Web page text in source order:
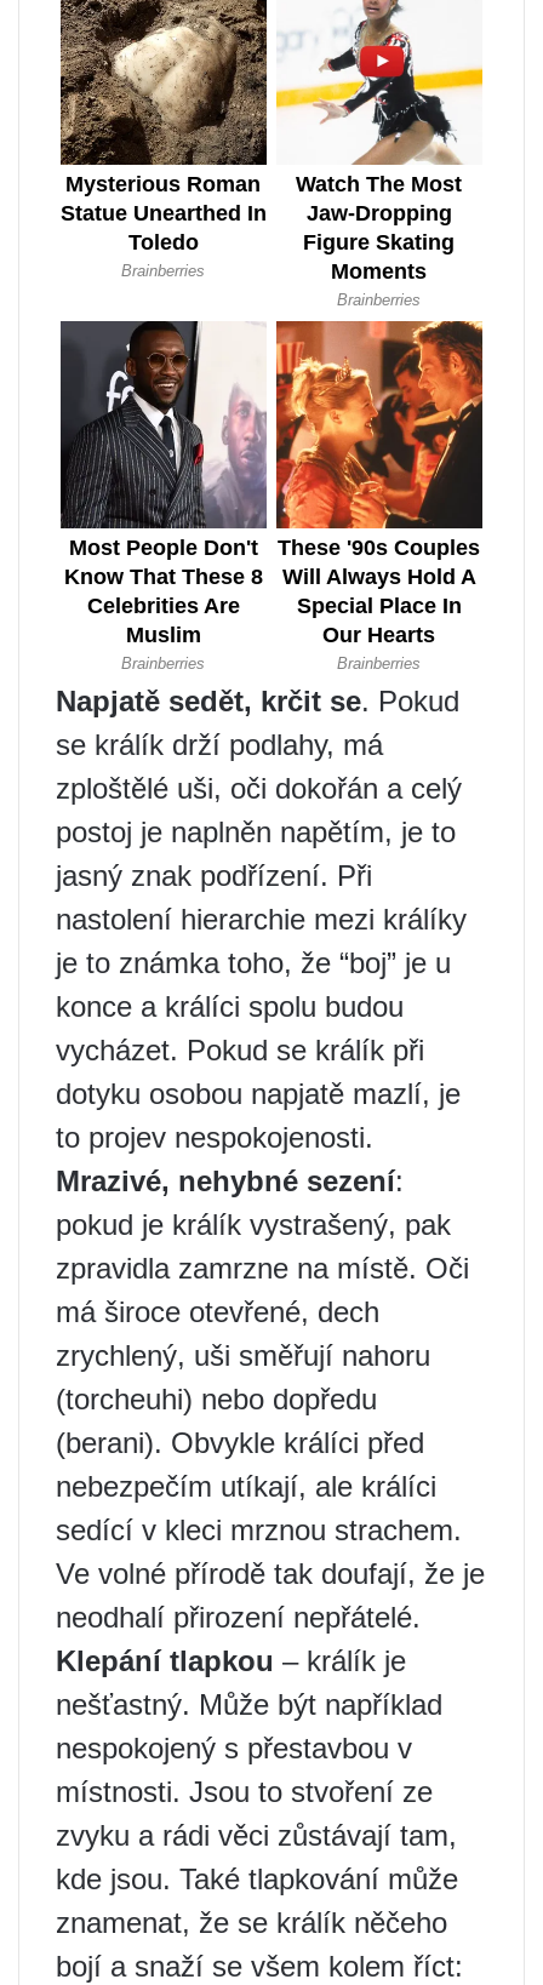
Napjatě sedět, krčit se. Pokud
se králík drží podlahy, má
zploštělé uši, oči dokořán a celý
postoj je naplněn napětím, je to
jasný znak podřízení. Při
nastolení hierarchie mezi králíky
je to známka toho, že “boj” je u
konce a králíci spolu budou
vycházet. Pokud se králík při
dotyku osobou napjatě mazlí, je
to projev nespokojenosti.
Mrazivé, nehybné sezení:
pokud je králík vystrašený, pak
zpravidla zamrzne na místě. Oči
má široce otevřené, dech
zrychlený, uši směřují nahoru
(torcheuhi) nebo dopředu
(berani). Obvykle králíci před
nebezpečím utíkají, ale králíci
sedící v kleci mrznou strachem.
Ve volné přírodě tak doufají, že je
neodhalí přirození nepřátelé.
Klepání tlapkou – králík je
nešťastný. Může být například
nespokojený s přestavbou v
místnosti. Jsou to stvoření ze
zvyku a rádi věci zůstávají tam,
kde jsou. Také tlapkování může
znamenat, že se králík něčeho
bojí a snaží se všem kolem říct: